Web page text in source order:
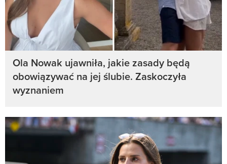
Ola Nowak ujawniła, jakie zasady będą
obowiązywać na jej ślubie. Zaskoczyła
wyznaniem